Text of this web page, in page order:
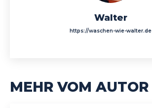
Walter
https://waschen-wie-walter.de
MEHR VOM AUTOR